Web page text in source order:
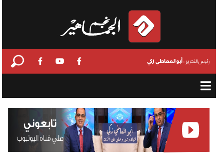
رئيس التحرير : أبو المعاطي زكي